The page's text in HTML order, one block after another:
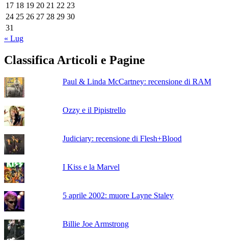
17 18 19 20 21 22 23
24 25 26 27 28 29 30
31
« Lug
Classifica Articoli e Pagine
Paul & Linda McCartney: recensione di RAM
Ozzy e il Pipistrello
Judiciary: recensione di Flesh+Blood
I Kiss e la Marvel
5 aprile 2002: muore Layne Staley
Billie Joe Armstrong